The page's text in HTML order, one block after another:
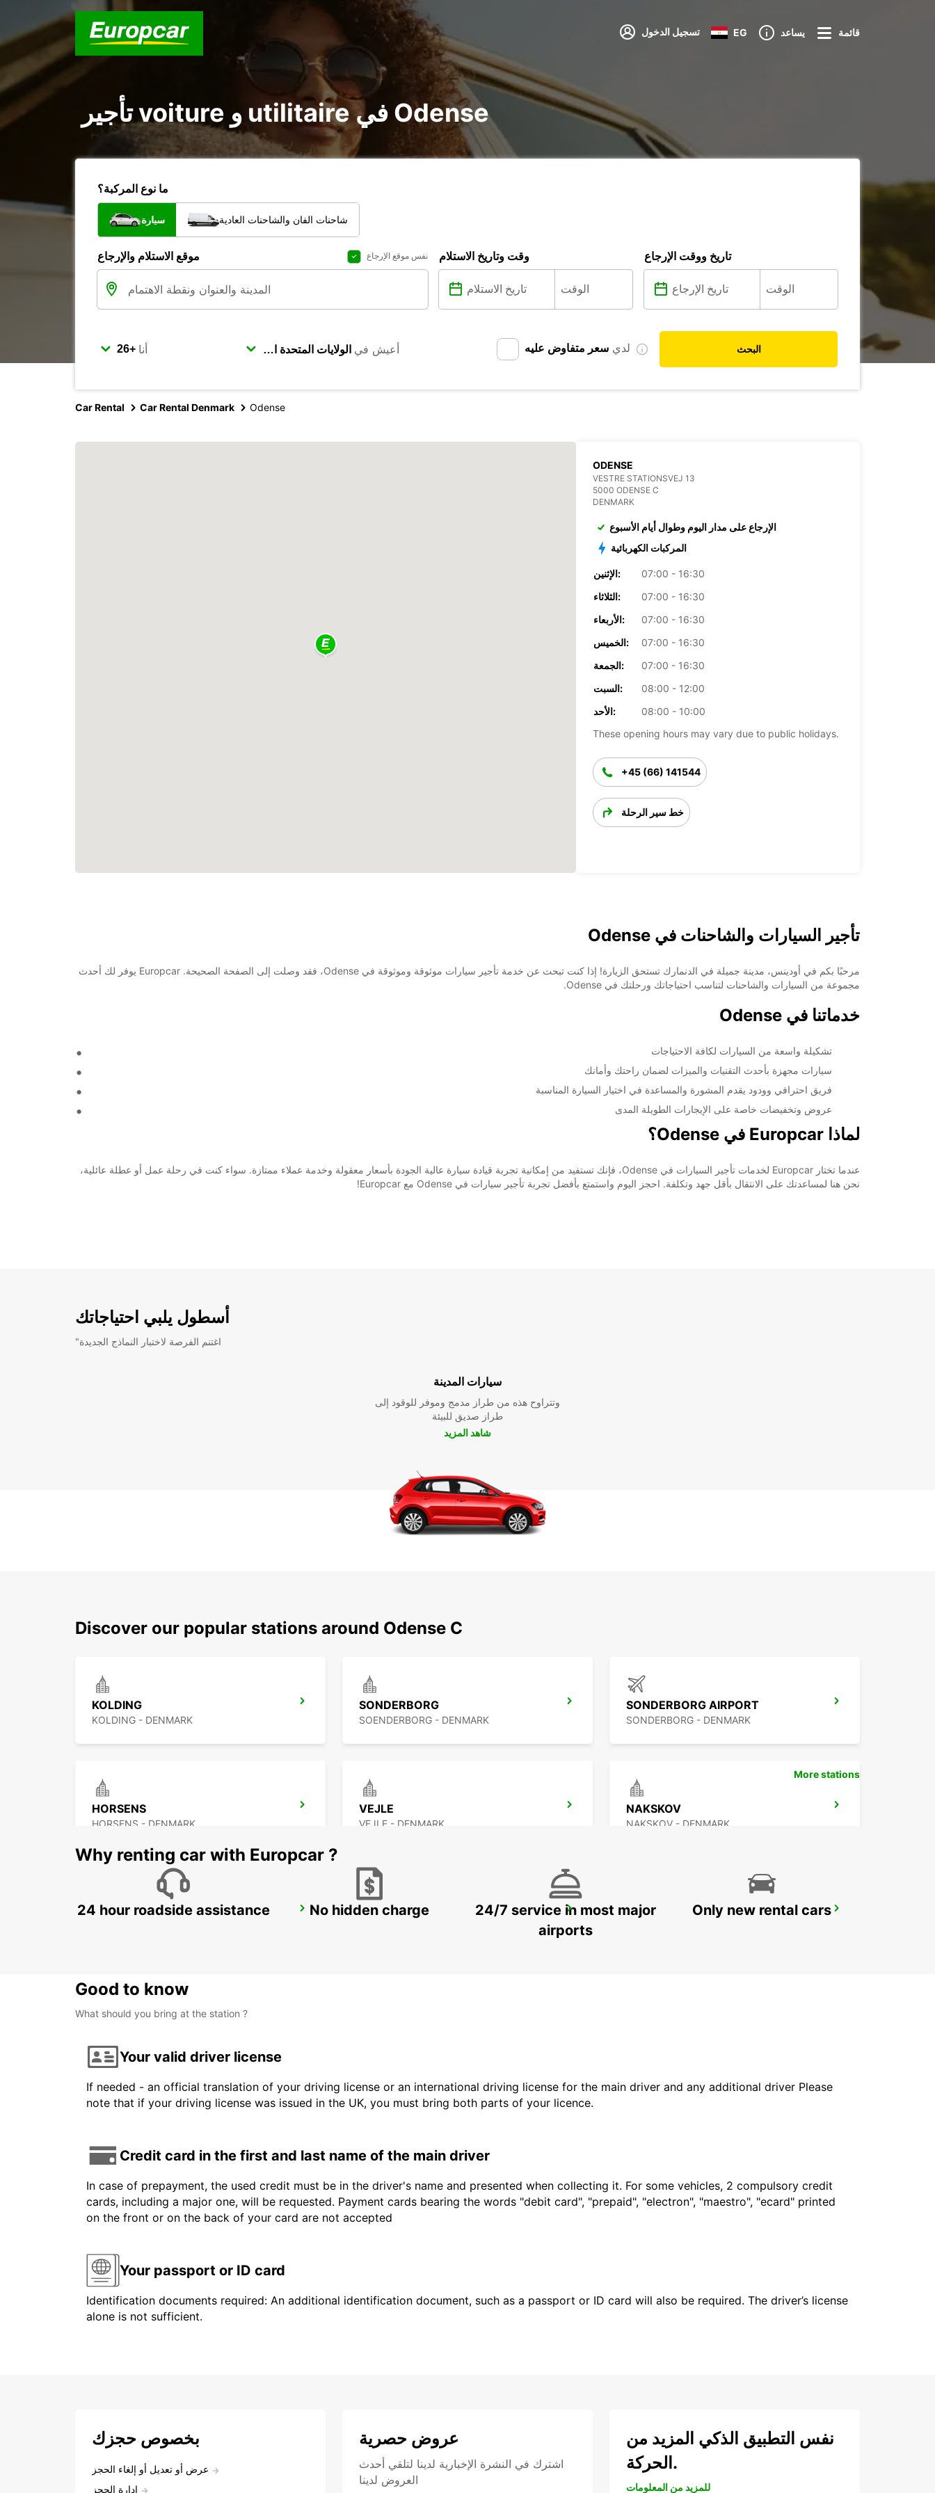
تسجيل الدخول EG يساعد قائمة
تأجير voiture و utilitaire في Odense
ما نوع المركبة؟
سيارة شاحنات الفان والشاحنات العادية
موقع الاستلام والإرجاع نفس موقع الإرجاع وقت وتاريخ الاستلام تاريخ ووقت الإرجاع
أنا أعيش في لدي سعر متفاوض عليه البحث
Car Rental Car Rental Denmark Odense
ODENSE
VESTRE STATIONSVEJ 13
5000 ODENSE C
DENMARK
الإرجاع على مدار اليوم وطوال أيام الأسبوع
المركبات الكهربائية
الإثنين:
07:00 - 16:30
الثلاثاء:
07:00 - 16:30
الأربعاء:
07:00 - 16:30
الخميس:
07:00 - 16:30
الجمعة:
07:00 - 16:30
السبت:
08:00 - 12:00
الأحد:
08:00 - 10:00
These opening hours may vary due to public holidays.
+45 (66) 141544
خط سير الرحلة
تأجير السيارات والشاحنات في Odense
مرحبًا بكم في أودينس، مدينة جميلة في الدنمارك تستحق الزيارة! إذا كنت تبحث عن خدمة تأجير سيارات موثوقة وموثوقة في Odense، فقد وصلت إلى الصفحة الصحيحة. Europcar يوفر لك أحدث
مجموعة من السيارات والشاحنات لتناسب احتياجاتك ورحلتك في Odense.
خدماتنا في Odense
تشكيلة واسعة من السيارات لكافة الاحتياجات
سيارات مجهزة بأحدث التقنيات والميزات لضمان راحتك وأمانك
فريق احترافي وودود يقدم المشورة والمساعدة في اختيار السيارة المناسبة
عروض وتخفيضات خاصة على الإيجارات الطويلة المدى
لماذا Europcar في Odense؟
عندما تختار Europcar لخدمات تأجير السيارات في Odense، فإنك تستفيد من إمكانية تجربة قيادة سيارة عالية الجودة بأسعار معقولة وخدمة عملاء ممتازة. سواء كنت في رحلة عمل أو عطلة عائلية،
نحن هنا لمساعدتك على الانتقال بأقل جهد وتكلفة. احجز اليوم واستمتع بأفضل تجربة تأجير سيارات في Odense مع Europcar!
أسطول يلبي احتياجاتك
"اغتنم الفرصة لاختبار النماذج الجديدة
سيارات المدينة
وتتراوح هذه من طراز مدمج وموفر للوقود إلى
طراز صديق للبيئة
شاهد المزيد
Discover our popular stations around Odense C
KOLDING
KOLDING - DENMARK
SONDERBORG
SOENDERBORG - DENMARK
SONDERBORG AIRPORT
SONDERBORG - DENMARK
HORSENS
HORSENS - DENMARK
VEJLE
VEJLE - DENMARK
NAKSKOV
NAKSKOV - DENMARK
AARHUS VIBY AARHUS BILLUND AIRPORT
More stations
Why renting car with Europcar ?
24 hour roadside assistance No hidden charge
24/7 service in most major
airports
Only new rental cars
Good to know
What should you bring at the station ?
Your valid driver license
If needed - an official translation of your driving license or an international driving license for the main driver and any additional driver Please
note that if your driving license was issued in the UK, you must bring both parts of your licence.
Credit card in the first and last name of the main driver
In case of prepayment, the used credit must be in the driver's name and presented when collecting it. For some vehicles, 2 compulsory credit
cards, including a major one, will be requested. Payment cards bearing the words "debit card", "prepaid", "electron", "maestro", "ecard" printed
on the front or on the back of your card are not accepted
Your passport or ID card
Identification documents required: An additional identification document, such as a passport or ID card will also be required. The driver’s license
alone is not sufficient.
بخصوص حجزك
عرض أو تعديل أو إلغاء الحجز
إدارة الحجز
عروض حصرية
اشترك في النشرة الإخبارية لدينا لتلقي أحدث
العروض لدينا
نفس التطبيق الذكي المزيد من
الحركة.
للمزيد من المعلومات